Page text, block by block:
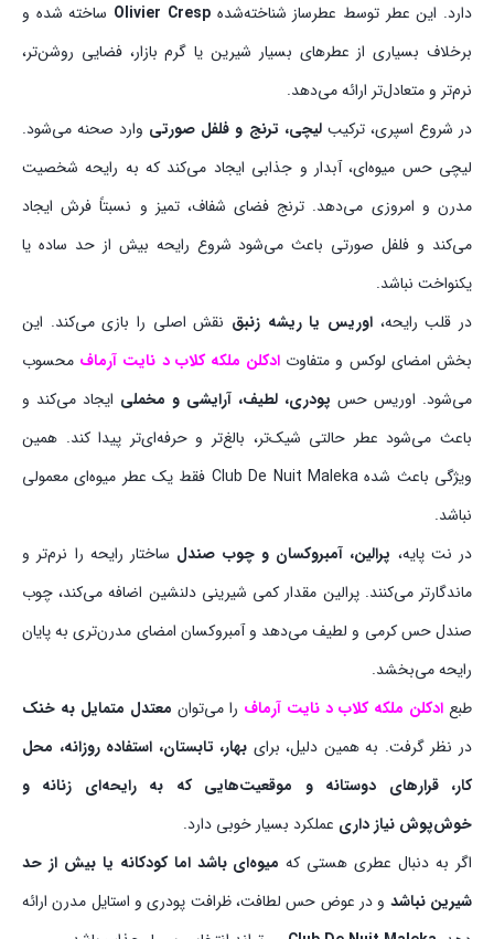
دارد. این عطر توسط عطرساز شناخته‌شدهOlivier Cresp ساخته شده و
برخلاف بسیاری از عطرهای بسیار شیرین یا گرم بازار، فضایی روشن‌تر،
نرم‌تر و متعادل‌تر ارائه می‌دهد.
در شروع اسپری، ترکیبلیچی، ترنج و فلفل صورتی وارد صحنه می‌شود.
لیچی حس میوه‌ای، آبدار و جذابی ایجاد می‌کند که به رایحه شخصیت
مدرن و امروزی می‌دهد. ترنج فضای شفاف، تمیز و نسبتاً فرش ایجاد
می‌کند و فلفل صورتی باعث می‌شود شروع رایحه بیش از حد ساده یا
یکنواخت نباشد.
در قلب رایحه، اوریس یا ریشه زنبق نقش اصلی را بازی می‌کند. این
بخش امضای لوکس و متفاوت ادکلن ملکه کلاب د نایت آرماف محسوب
می‌شود. اوریس حس پودری، لطیف، آرایشی و مخملی ایجاد می‌کند و
باعث می‌شود عطر حالتی شیک‌تر، بالغ‌تر و حرفه‌ای‌تر پیدا کند. همین
ویژگی باعث شده Club De Nuit Maleka فقط یک عطر میوه‌ای معمولی
نباشد.
در نت پایه، پرالین، آمبروکسان و چوب صندل ساختار رایحه را نرم‌تر و
ماندگارتر می‌کنند. پرالین مقدار کمی شیرینی دلنشین اضافه می‌کند، چوب
صندل حس کرمی و لطیف می‌دهد و آمبروکسان امضای مدرن‌تری به پایان
رایحه می‌بخشد.
طبع ادکلن ملکه کلاب د نایت آرماف را می‌توان معتدل متمایل به خنک
در نظر گرفت. به همین دلیل، برای بهار، تابستان، استفاده روزانه، محل
کار، قرارهای دوستانه و موقعیت‌هایی که به رایحه‌ای زنانه و
خوش‌پوش نیاز داری عملکرد بسیار خوبی دارد.
اگر به دنبال عطری هستی که میوه‌ای باشد اما کودکانه یا بیش از حد
شیرین نباشد و در عوض حس لطافت، ظرافت پودری و استایل مدرن ارائه